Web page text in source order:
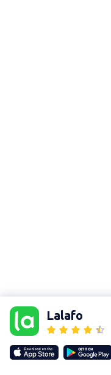
Lalafo
Our websites
lalafo.kg
lalafo.rs
lalafo.pl